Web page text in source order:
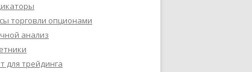
торговли опционами
анализ
для трейдинга